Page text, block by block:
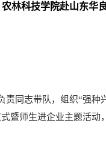
农林科技学院赴山东华
责同志带队，组织“强种
暨师生进企业主题活